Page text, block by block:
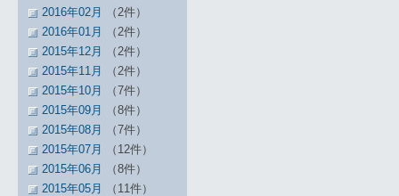
2016年02月
（2件）
2016年01月
（2件）
2015年12月
（2件）
2015年11月
（2件）
2015年10月
（7件）
2015年09月
（8件）
2015年08月
（7件）
2015年07月
（12件）
2015年06月
（8件）
2015年05月
（11件）